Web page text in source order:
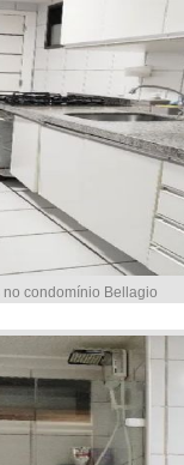
no condomínio Bellagio